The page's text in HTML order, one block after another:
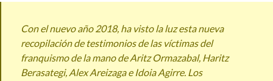
Con el nuevo año 2018, ha visto la luz esta nueva
recopilación de testimonios de las víctimas del
franquismo de la mano de Aritz Ormazabal, Haritz
Berasategi, Alex Areizaga e Idoia Agirre. Los